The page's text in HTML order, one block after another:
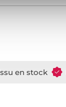
en stock